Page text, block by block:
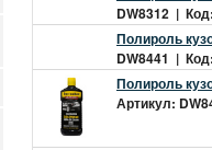
DW8312 |
Полироль
DW8441 |
Полироль
Артикул: